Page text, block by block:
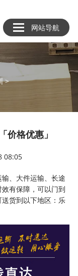
网站导航
>
价格优惠」
08:05
、大件运输、长途
有保障，可以门到
货到以下地区：乐